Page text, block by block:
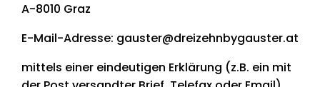
A-8010 Graz
E-Mail-Adresse: gauster@dreizehnbygauster.at
mittels einer eindeutigen Erklärung (z.B. ein mit